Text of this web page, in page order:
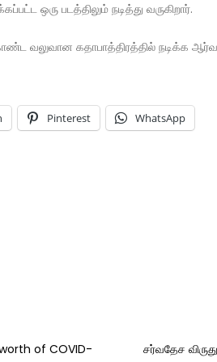
ஒரு படத்திலும் நடித்து வருகிறார்.
கதாபாத்திரத்தில் நடிக்க ஆர்வம்
Pinterest WhatsApp
of COVID-
சர்வதேச